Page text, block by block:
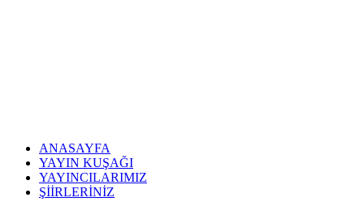
ANASAYFA
YAYIN KUŞAĞI
YAYINCILARIMIZ
ŞİİRLERİNİZ